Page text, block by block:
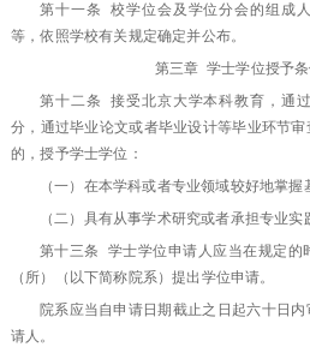
第十一条 校学位会及学位分会的组成
等，依照学校有关规定确定并公布。
第三章 学士学位授予
第十二条 接受北京大学本科教育，通
分，通过毕业论文或者毕业设计等毕业环节
的，授予学士学位：
（一）在本学科或者专业领域较好地掌
（二）具有从事学术研究或者承担专业实
第十三条 学士学位申请人应当在规定的
（所）（以下简称院系）提出学位申请。
院系应当自申请日期截止之日起六十日
请人。